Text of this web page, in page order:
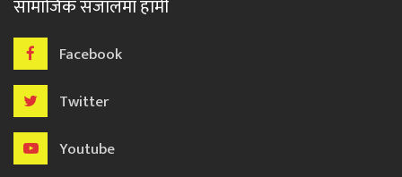
सामाजिक संजालमा हामी
Facebook
Twitter
Youtube